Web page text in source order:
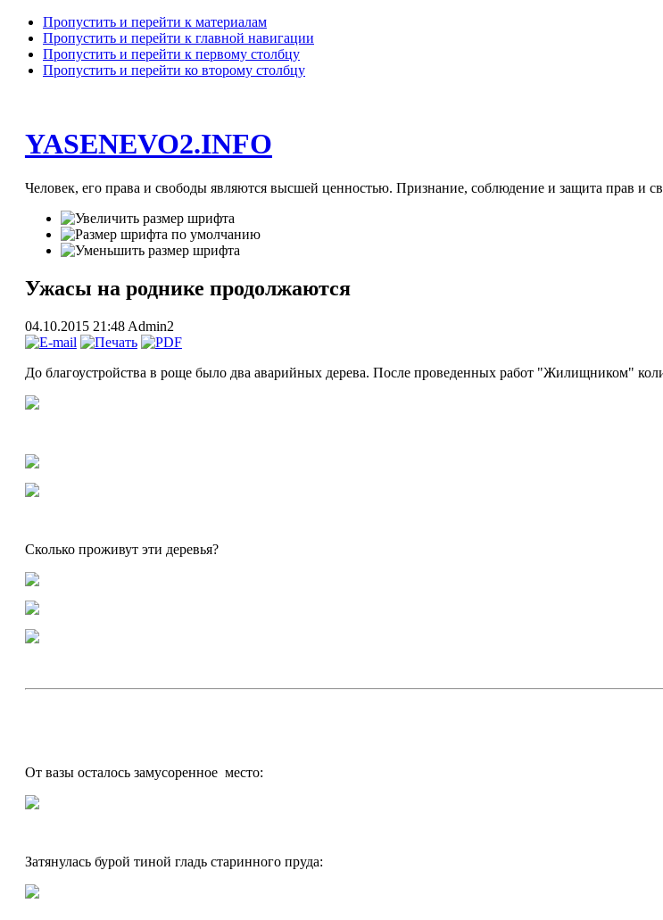
Пропустить и перейти к материалам
Пропустить и перейти к главной навигации
Пропустить и перейти к первому столбцу
Пропустить и перейти ко второму столбцу
YASENEVO2.INFO
Человек, его права и свободы являются высшей ценностью. Признание, соблюдение и защита прав и
Ужасы на роднике продолжаются
04.10.2015 21:48 Admin2
До благоустройства в роще было два аварийных дерева. После проведенных работ "Жилищником"
Сколько проживут эти деревья?
От вазы осталось замусоренное место:
Затянулась бурой тиной гладь старинного пруда: